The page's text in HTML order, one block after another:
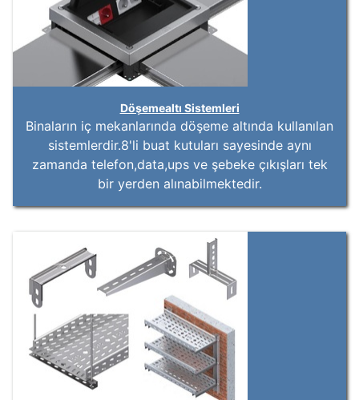
ANA SAYFA
KURUMSAL
ÜRÜNLER
KATALOG
İLETIŞIM
Döşemealtı Sistemleri
Binaların iç mekanlarında döşeme altında kullanılan
sistemlerdir.8'li buat kutuları sayesinde aynı
zamanda telefon,data,ups ve şebeke çıkışları tek
bir yerden alınabilmektedir.